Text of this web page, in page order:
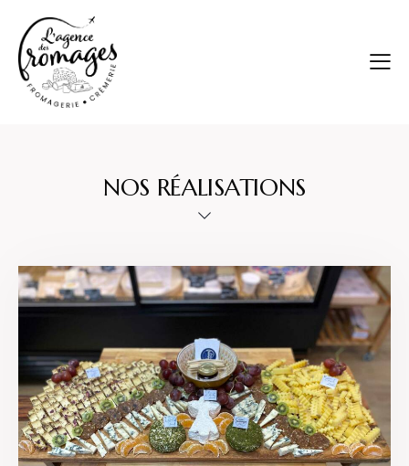
NOS RÉALISATIONS